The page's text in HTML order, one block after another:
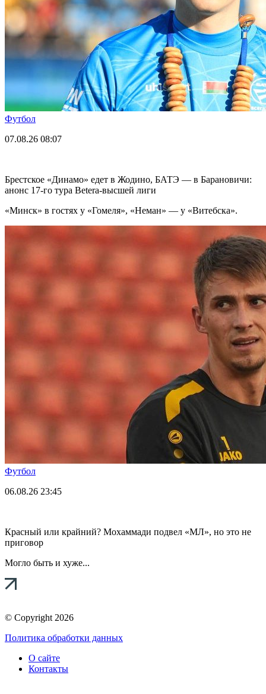
Футбол
07.08.26 08:07
Брестское «Динамо» едет в Жодино, БАТЭ — в Барановичи:
анонс 17-го тура Betera-высшей лиги
«Минск» в гостях у «Гомеля», «Неман» — у «Витебска».
Футбол
06.08.26 23:45
Красный или крайний? Мохаммади подвел «МЛ», но это не
приговор
Могло быть и хуже...
© Copyright 2026
Политика обработки данных
О сайте
Контакты